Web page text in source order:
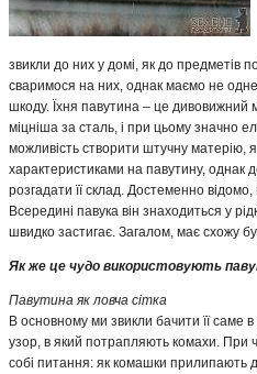
звикли до них у домі, як до предметів
сваримося на них, однак маємо не
шкоду. Їхня павутина – це дивовижний
міцніша за сталь, і при цьому значно
можливість створити штучну матерію,
характеристиками на павутину, однак
розгадати її склад. Достеменно
Всередині павука він знаходиться у
швидко застигає. Загалом, має схожу
Як же це чудо використовують
Павутина як ловча сітка
В основному ми звикли бачити її саме
узор, в який потрапляють комахи. При
собі питання: як комашки прилипають